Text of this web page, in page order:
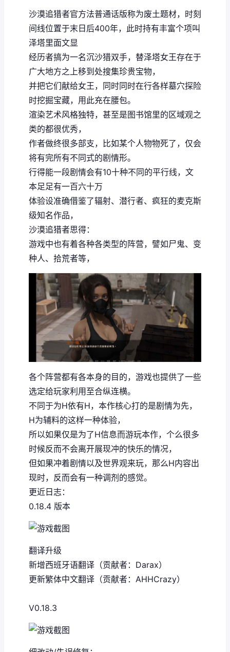
沙漠追猎者官方法普通话版称为废土题材，时刻
间线位置于末日后400年，此时持有丰富个项叫
泽塔里面文显
经历者搞为一名沉沙猎双手，替泽塔女王存在于
广大地方之上移到处搜集珍贵宝物，
并把它们献给女王，同时同时在行各样墓穴探险
时挖掘宝藏，用此充在腰包。
渲染艺术风格独特，甚至是图书馆里的区域观之
类的都很优秀，
作者做终很多部支，比如某个人物物死了，仅会
将有完所有不同式的剧情形。
行得能一段剧情会有10十种不同的平行线，文
本足足有一百六十万
体验设准确借鉴了辐射、潜行者、疯狂的麦克斯
级知名作品，
沙漠追猎者思得：
游戏中也有着各种各类型的阵营，譬如尸鬼、变
种人、拾荒者等，
各个阵营都有各本身的目的，游戏也提供了一些
选定给玩家利用至合纵连横。
不同于为H依有H，本作核心打的是剧情为先，
H为辅料的这样一种体验，
所以如果仅是为了H信息而游玩本作，个么很多
时候反而不会离开展现冲的快乐的情况，
但如果冲着剧情以及世界观来玩，那么H内容出
现时，反而会有一种调剂的感觉。
更近日志：
0.18.4 版本
翻译升级
新增西班牙语翻译（贡献者：Darax）
更新繁体中文翻译（贡献者：AHHCrazy）
V0.18.3